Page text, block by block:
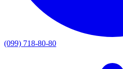
(099) 718-80-80